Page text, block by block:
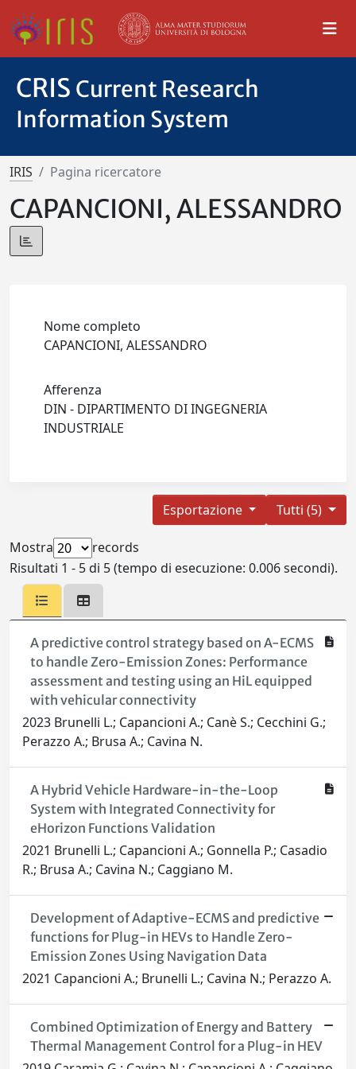
CRIS Current Research
Information System
IRIS Pagina ricercatore
CAPANCIONI, ALESSANDRO
Nome completo
CAPANCIONI, ALESSANDRO
Afferenza
DIN - DIPARTIMENTO DI INGEGNERIA
INDUSTRIALE
Tutti (5)
Esportazione
Mostra
records
Risultati 1 - 5 di 5 (tempo di esecuzione: 0.006 secondi).
A predictive control strategy based on A-ECMS
to handle Zero-Emission Zones: Performance
assessment and testing using an HiL equipped
with vehicular connectivity
2023 Brunelli L.; Capancioni A.; Canè S.; Cecchini G.;
Perazzo A.; Brusa A.; Cavina N.
A Hybrid Vehicle Hardware-in-the-Loop
System with Integrated Connectivity for
eHorizon Functions Validation
2021 Brunelli L.; Capancioni A.; Gonnella P.; Casadio
R.; Brusa A.; Cavina N.; Caggiano M.
Development of Adaptive-ECMS and predictive
functions for Plug-in HEVs to Handle Zero-
Emission Zones Using Navigation Data
2021 Capancioni A.; Brunelli L.; Cavina N.; Perazzo A.
Combined Optimization of Energy and Battery
Thermal Management Control for a Plug-in HEV